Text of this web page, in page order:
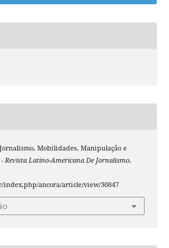
Mobilidades, Manipulação e
- Revista Latino-Americana De Jornalismo,
ancora/article/view/30847